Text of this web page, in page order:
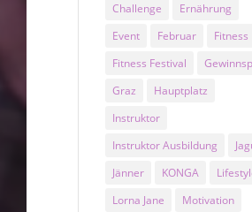
Challenge
Ernährung
Event
Februar
Fitness
Fitness Festival
Graz
Hauptplatz
Instruktor
Instruktor Ausbildung
Jänner
KONGA
Lorna Jane
Motivation